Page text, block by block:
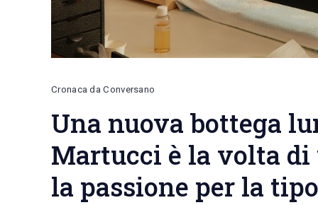
Cronaca da Conversano
Una nuova bottega
Martucci è la volta
la passione per la